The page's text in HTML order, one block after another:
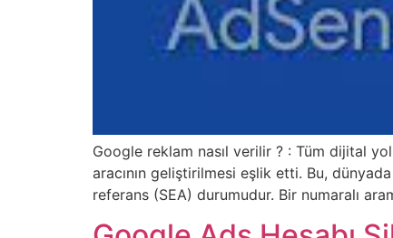
Google reklam nasıl verilir ? : Tüm dijital
aracının geliştirilmesi eşlik etti. Bu,
referans (SEA) durumudur. Bir numaralı